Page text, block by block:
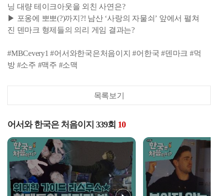
닝 대량 테이크아웃을 외친 사연은?
▶ 포옹에 뽀뽀(?)까지?! 남산 ‘사랑의 자물쇠’ 앞에서 펼쳐
진 덴마크 형제들의 의리 게임 결과는?
#MBCevery1 #어서와한국은처음이지 #어한국 #덴마크 #먹
방 #소주 #맥주 #소맥
목록보기
어서와 한국은 처음이지 339회 10